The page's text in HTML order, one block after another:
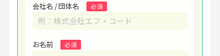
会社名 / 団体名 必須
お名前 必須